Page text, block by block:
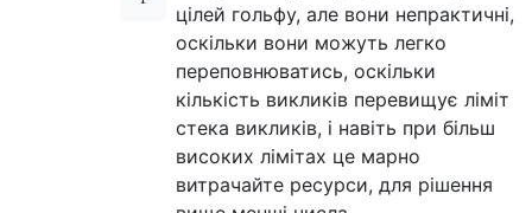
цілей гольфу, але вони непрактичні,
оскільки вони можуть легко
переповнюватись, оскільки
кількість викликів перевищує ліміт
стека викликів, і навіть при більш
високих лімітах це марно
витрачайте ресурси, для рішення